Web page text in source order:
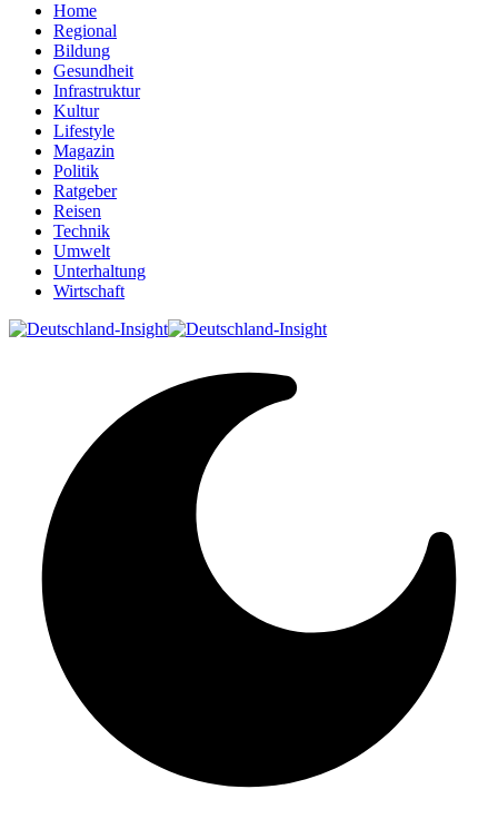
Home
Regional
Bildung
Gesundheit
Infrastruktur
Kultur
Lifestyle
Magazin
Politik
Ratgeber
Reisen
Technik
Umwelt
Unterhaltung
Wirtschaft